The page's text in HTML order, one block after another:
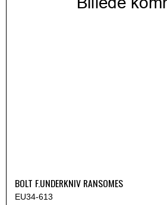
BOLT F.UNDERKNIV RANSOMES
EU34-613